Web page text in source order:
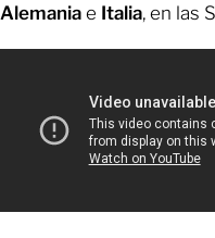
Alemania e Italia, en las